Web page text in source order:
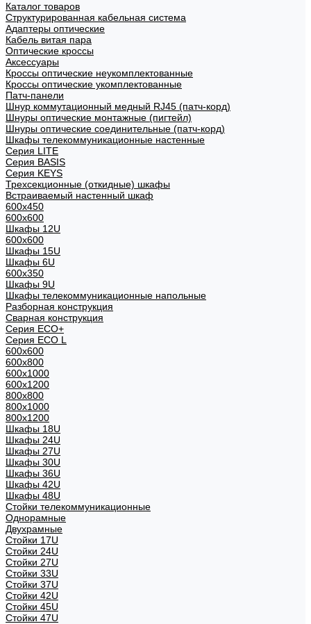
Каталог товаров
Структурированная кабельная система
Адаптеры оптические
Кабель витая пара
Оптические кроссы
Аксессуары
Кроссы оптические неукомплектованные
Кроссы оптические укомплектованные
Патч-панели
Шнур коммутационный медный RJ45 (патч-корд)
Шнуры оптические монтажные (пигтейл)
Шнуры оптические соединительные (патч-корд)
Шкафы телекоммуникационные настенные
Cерия LITE
Cерия BASIS
Cерия KEYS
Трехсекционные (откидные) шкафы
Встраиваемый настенный шкаф
600x450
600x600
Шкафы 12U
600x600
Шкафы 15U
Шкафы 6U
600x350
Шкафы 9U
Шкафы телекоммуникационные напольные
Разборная конструкция
Сварная конструкция
Серия ECO+
Серия ECO L
600x600
600x800
600х1000
600х1200
800x800
800х1000
800х1200
Шкафы 18U
Шкафы 24U
Шкафы 27U
Шкафы 30U
Шкафы 36U
Шкафы 42U
Шкафы 48U
Стойки телекоммуникационные
Однорамные
Двухрамные
Стойки 17U
Стойки 24U
Стойки 27U
Стойки 33U
Стойки 37U
Стойки 42U
Стойки 45U
Стойки 47U